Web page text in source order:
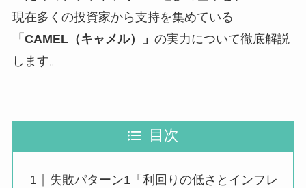
現在多くの投資家から支持を集めている
「CAMEL（キャメル）」 の実力について徹底解説
します。
目次
失敗パターン1「利回りの低さとインフレ